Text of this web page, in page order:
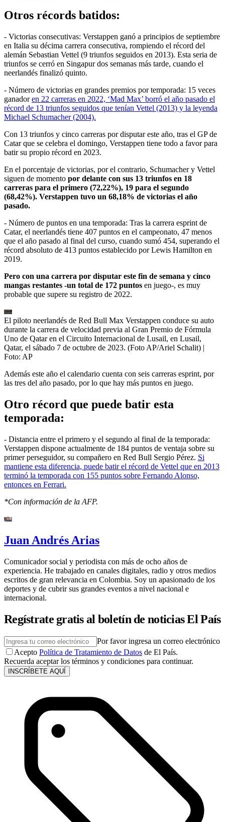
Otros récords batidos:
- Victorias consecutivas: Verstappen ganó a principios de septiembre
en Italia su décima carrera consecutiva, rompiendo el récord del
alemán Sebastian Vettel (9 triunfos seguidos en 2013). Esta seria de
triunfos se cerró en Singapur dos semanas más tarde, cuando el
neerlandés finalizó quinto.
- Número de victorias en grandes premios por temporada: 15 veces
ganadoren 22 carreras en 2022, ‘Mad Max’ borró el año pasado el
récord de 13 triunfos seguidos que tenían Vettel (2013) y la leyenda
Michael Schumacher (2004).
Con 13 triunfos y cinco carreras por disputar este año, tras el GP de
Catar que se celebra el domingo, Verstappen tiene todo a favor para
batir su propio récord en 2023.
En el porcentaje de victorias, por el contrario, Schumacher y Vettel
siguen de momento por delante con sus 13 triunfos en 18
carreras para el primero (72,22%), 19 para el segundo
(68,42%). Verstappen tuvo un 68,18% de victorias el año
pasado.
- Número de puntos en una temporada: Tras la carrera esprint de
Catar, el neerlandés tiene 407 puntos en el campeonato, 47 menos
que el año pasado al final del curso, cuando sumó 454, superando el
récord absoluto de 413 puntos establecido por Lewis Hamilton en
2019.
Pero con una carrera por disputar este fin de semana y cinco
mangas restantes -un total de 172 puntos en juego-, es muy
probable que supere su registro de 2022.
El piloto neerlandés de Red Bull Max Verstappen conduce su auto
durante la carrera de velocidad previa al Gran Premio de Fórmula
Uno de Qatar en el Circuito Internacional de Lusail, en Lusail,
Qatar, el sábado 7 de octubre de 2023. (Foto AP/Ariel Schalit) |
Foto: AP
Además este año el calendario cuenta con seis carreras esprint, por
las tres del año pasado, por lo que hay más puntos en juego.
Otro récord que puede batir esta
temporada:
- Distancia entre el primero y el segundo al final de la temporada:
Verstappen dispone actualmente de 184 puntos de ventaja sobre su
primer perseguidor, su compañero en Red Bull Sergio Pérez. Si
mantiene esta diferencia, puede batir el récord de Vettel que en 2013
terminó la temporada con 155 puntos sobre Fernando Alonso,
entonces en Ferrari.
*Con información de la AFP.
Juan Andrés Arias
Comunicador social y periodista con más de ocho años de
experiencia. He trabajado en canales digitales, radio y otros medios
escritos de gran relevancia en Colombia. Soy un apasionado de los
deportes y de cubrir sus grandes eventos a nivel nacional e
internacional.
Regístrate gratis al boletín de noticias El País
Por favor ingresa un correo electrónico
Acepto Política de Tratamiento de Datos de El País.
Recuerda aceptar los términos y condiciones para continuar.
INSCRÍBETE AQUÍ